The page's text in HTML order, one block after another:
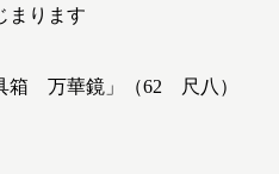
まります
箱 万華鏡」（62 尺八）